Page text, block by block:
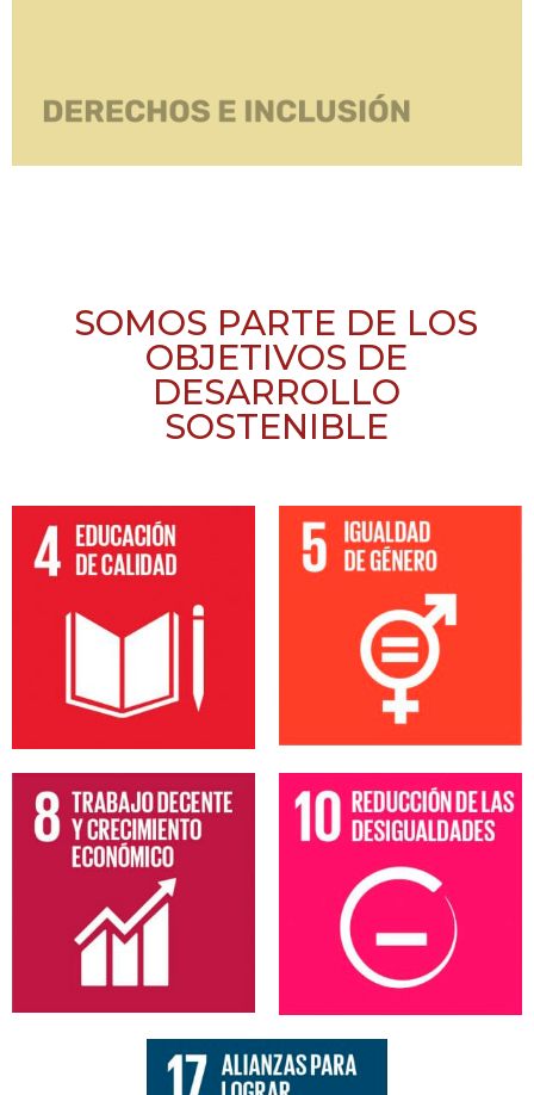
SOMOS PARTE DE LOS
OBJETIVOS DE
DESARROLLO
SOSTENIBLE